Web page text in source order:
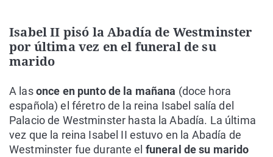
Isabel II pisó la Abadía de Westminster
por última vez en el funeral de su
marido
A lasonce en punto de la mañana (doce hora
española) el féretro de la reina Isabel salía del
Palacio de Westminster hasta la Abadía. La última
vez que la reina Isabel II estuvo en la Abadía de
Westminster fue durante el funeral de su marido